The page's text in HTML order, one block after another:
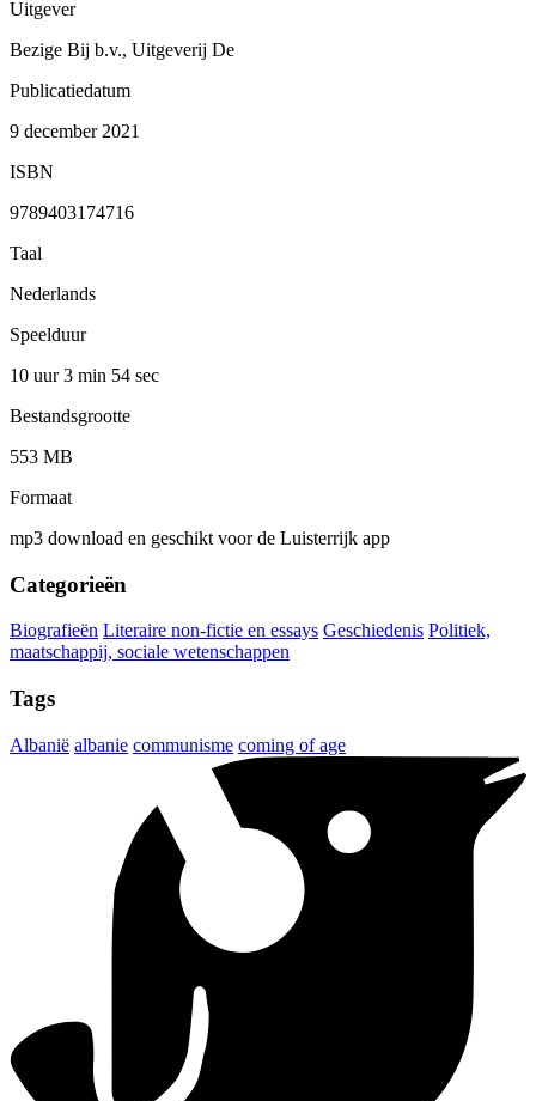
Uitgever
Bezige Bij b.v., Uitgeverij De
Publicatiedatum
9 december 2021
ISBN
9789403174716
Taal
Nederlands
Speelduur
10 uur 3 min 54 sec
Bestandsgrootte
553 MB
Formaat
mp3 download en geschikt voor de Luisterrijk app
Categorieën
Biografieën Literaire non-fictie en essays Geschiedenis Politiek,
maatschappij, sociale wetenschappen
Tags
Albanië albanie communisme coming of age